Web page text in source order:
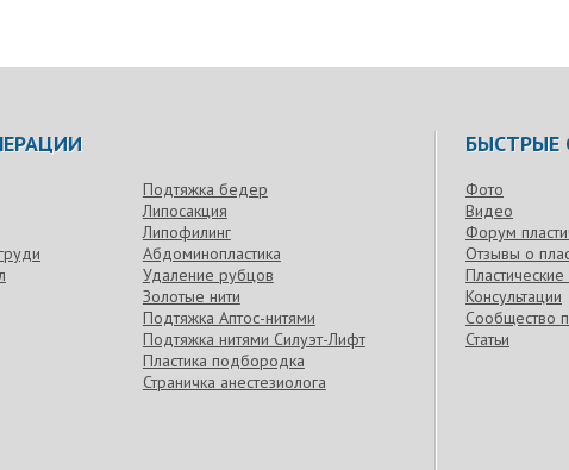
Подтяжка бедер
Липосакция
Липофилинг
Абдоминопластика
Удаление рубцов
Золотые нити
Подтяжка Аптос-нитями
Подтяжка нитями Силуэт-Лифт
Пластика подбородка
Страничка анестезиолога
БЫСТРЫЕ
Фото
Видео
Форум
Отзывы о
Пластические
Консультации
Сообщество
Статьи